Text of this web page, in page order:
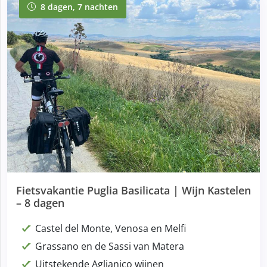
8 dagen, 7 nachten
8 dagen, 7 nachten
Fietsvakantie Puglia Basilicata | Wijn Kastelen
– 8 dagen
Castel del Monte, Venosa en Melfi
Grassano en de Sassi van Matera
Uitstekende Aglianico wijnen